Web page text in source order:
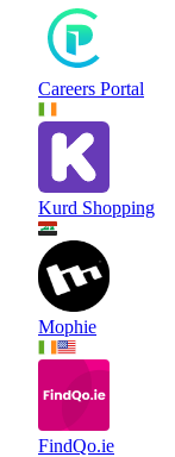
Careers Portal
Kurd Shopping
Mophie
FindQo.ie